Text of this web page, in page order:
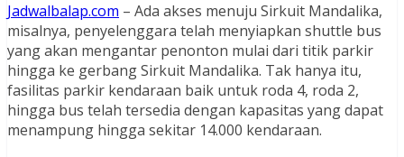
Jadwalbalap.com – Ada akses menuju Sirkuit Mandalika,
misalnya, penyelenggara telah menyiapkan shuttle bus
yang akan mengantar penonton mulai dari titik parkir
hingga ke gerbang Sirkuit Mandalika. Tak hanya itu,
fasilitas parkir kendaraan baik untuk roda 4, roda 2,
hingga bus telah tersedia dengan kapasitas yang dapat
menampung hingga sekitar 14.000 kendaraan.